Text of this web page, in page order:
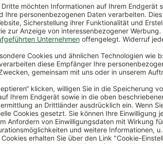
sind nur bedingt winterhart. Der Gehalt
Nahrung für Bienen und
. Je nach Art und Sorte ist die
und vielfältig einsetzbar.Blühender
in den südlichen
ist die Pflanze, was Standort und
Sträucher, die je nach Art unterschiedlich